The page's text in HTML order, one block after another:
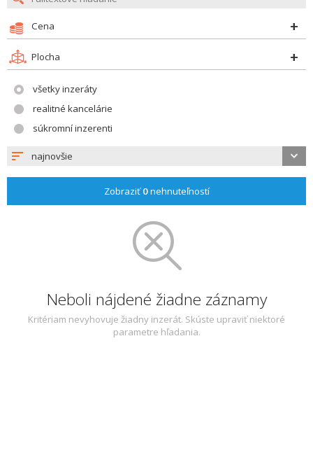
Cena
Plocha
všetky inzeráty
realitné kancelárie
súkromní inzerenti
najnovšie
Zobraziť0nehnuteľností
Neboli nájdené žiadne záznamy
Kritériam nevyhovuje žiadny inzerát. Skúste upraviť niektoré
parametre hľadania.